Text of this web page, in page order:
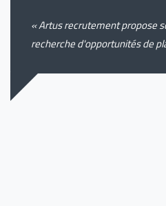
« Artus recrutement propose
recherche d'opportunités de